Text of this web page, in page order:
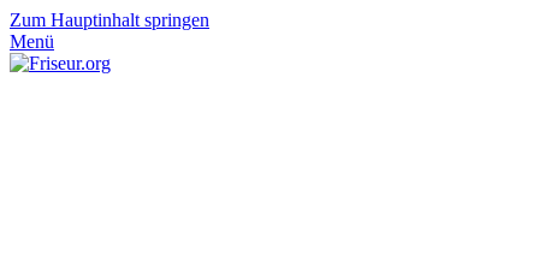
Zum Hauptinhalt springen
Menü